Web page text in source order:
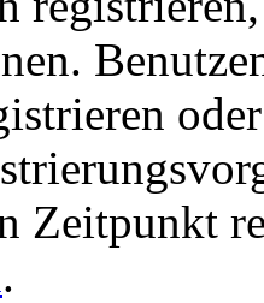
Zeitpunkt
.